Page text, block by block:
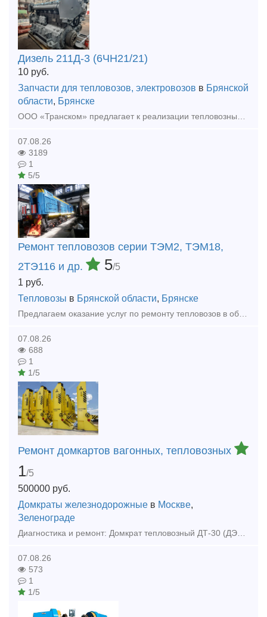
Дизель 211Д-3 (6ЧН21/21)
10 руб.
Запчасти для тепловозов, электровозов в Брянской
области, Брянске
ООО «Транском» предлагает к реализации тепловозный дизель 211Д-3 (6ЧН21/21) для тепловоза ТГМ (после ТР). Дизель укомплектован коленчатым валом после шлифовки (2 град.). Ремонт осуществлялся предприя
07.08.26
3189
1
5/5
Ремонт тепловозов серии ТЭМ2, ТЭМ18,
2ТЭ116 и др.
5/5
1 руб.
Тепловозы в Брянской области, Брянске
Предлагаем оказание услуг по ремонту тепловозов в объеме ТР-3, СР и КР (текущий ремонт, средний и капитальный ремонт). Осуществляем ремонт тепловозов серии: - ТЭМ2 (ТЭМ2У, ТЭМ2УМ); - ТЭМ18 (ТЭМ18Д,
07.08.26
688
1
1/5
Ремонт домкартов вагонных, тепловозных
1/5
500000 руб.
Домкраты железнодорожные в Москве,
Зеленограде
Диагностика и ремонт: Домкрат тепловозный ДТ-30 (ДЭТ-30 или ТЭД-30).Домкрат тепловозный ДТ-40 (ДЭТ-40 или ТЭД-40).Домкрат вагонный К-12.08. Установки домкратные передвижные УДП-120, УДП-160, УДП-200
07.08.26
573
1
1/5